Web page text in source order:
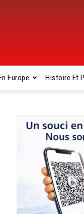
Europe Histoire Et